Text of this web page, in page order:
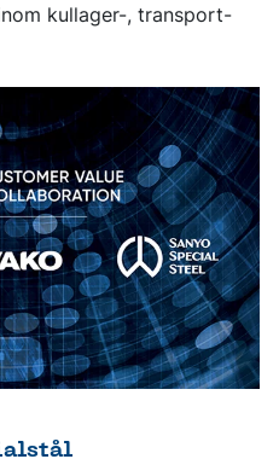
kullager-, transport-